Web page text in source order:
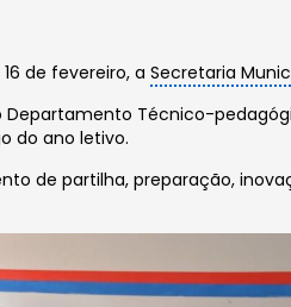
de fevereiro, aSecretaria
Departamento Técnico-
do ano letivo.
de partilha, preparação,